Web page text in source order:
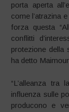
porta aperta
come l’atrazina
forza questa
conflitti
protezione della
ha detto
“L’alleanza
influenza sulle
producono e